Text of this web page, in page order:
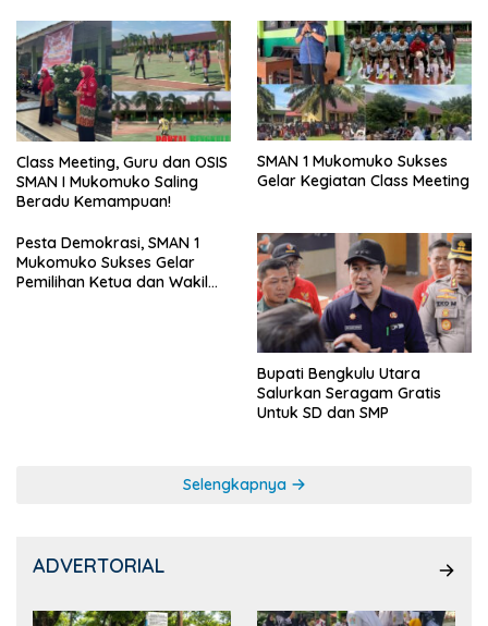
Class Meeting, Guru dan OSIS
SMAN I Mukomuko Saling
Beradu Kemampuan!
SMAN 1 Mukomuko Sukses
Gelar Kegiatan Class Meeting
Pesta Demokrasi, SMAN 1
Mukomuko Sukses Gelar
Pemilihan Ketua dan Wakil
Bupati Bengkulu Utara
Salurkan Seragam Gratis
Untuk SD dan SMP
Selengkapnya
ADVERTORIAL